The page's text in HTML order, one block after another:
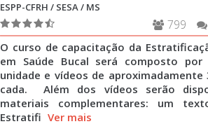
ESPP-CFRH / SESA / MS
799
O curso de capacitação da
em Saúde Bucal será composto por
unidade e vídeos de aproximadamente
cada. Além dos vídeos serão
materiais complementares: um
Estratifi Ver mais